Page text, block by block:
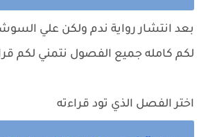
بعد انتشاررواية ندم ولكن علي
لكم كامله جميع الفصول نتمني لكم
اختر الفصل الذي تود قراءته